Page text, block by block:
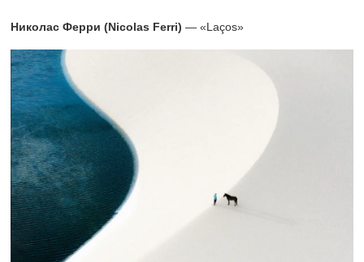
Николас Ферри (Nicolas Ferri) — «Laços»